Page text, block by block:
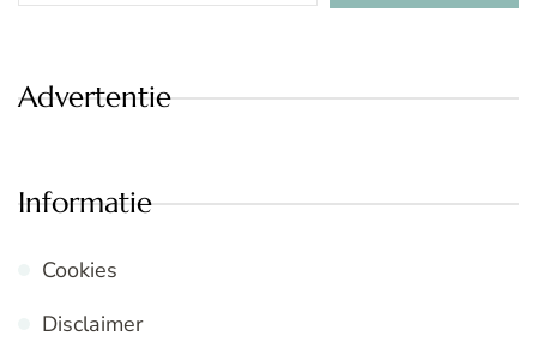
Advertentie
Informatie
Cookies
Disclaimer